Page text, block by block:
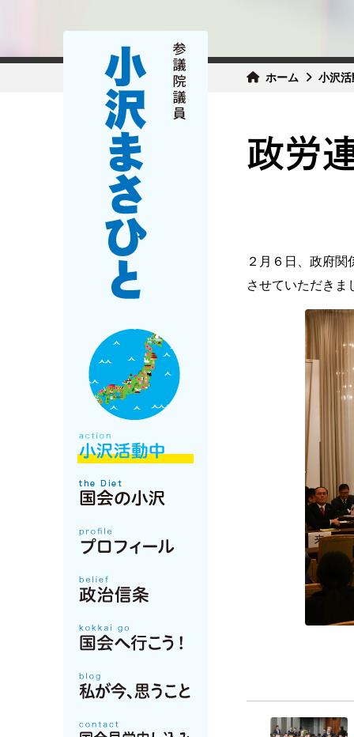
ホーム 小沢
政労
２月６日、政府
させていただきま